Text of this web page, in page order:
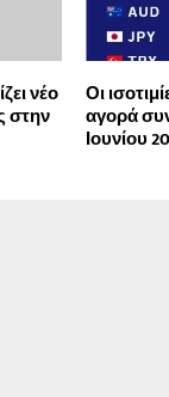
νέο
στην
Οι
αγορά
Ιουνίου